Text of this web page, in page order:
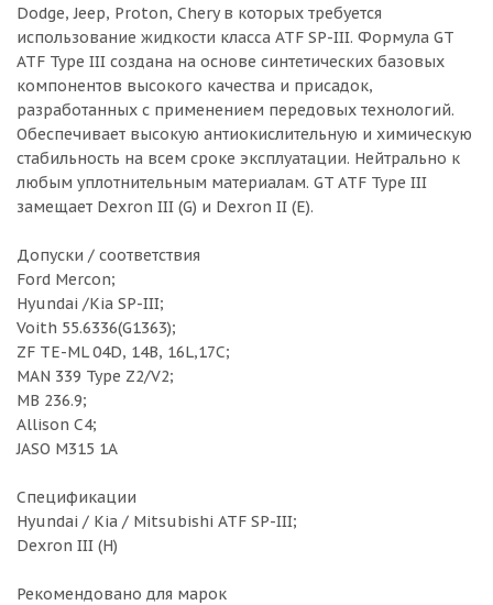
Dodge, Jeep, Proton, Chery в которых требуется
использование жидкости класса ATF SP-III. Формула GT
ATF Type III создана на основе синтетических базовых
компонентов высокого качества и присадок,
разработанных с применением передовых технологий.
Обеспечивает высокую антиокислительную и химическую
стабильность на всем сроке эксплуатации. Нейтрально к
любым уплотнительным материалам. GT ATF Type III
замещает Dexron III (G) и Dexron II (E).
Допуски / соответствия
Ford Mercon;
Hyundai /Kia SP-III;
Voith 55.6336(G1363);
ZF TE-ML 04D, 14B, 16L,17C;
MAN 339 Type Z2/V2;
MB 236.9;
Allison C4;
JASO M315 1A
Спецификации
Hyundai / Kia / Mitsubishi ATF SP-III;
Dexron III (H)
Рекомендовано для марок